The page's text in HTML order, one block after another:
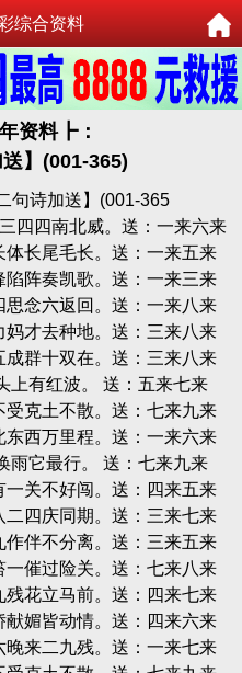
综合资料
资料┣：
送】(001-365)
诗加送】(001-365
四四南北威。送：一来六来
长尾毛长。送：一来五来
阵奏凯歌。送：一来三来
念六返回。送：一来八来
才去种地。送：三来八来
群十双在。送：三来八来
上有红波。 送：五来七来
克土不散。送：七来九来
西万里程。送：一来六来
雨它最行。 送：七来九来
关不好闯。送：四来五来
四庆同期。送：三来七来
伴不分离。送：三来五来
催过险关。送：七来八来
花立马前。送：四来七来
媚皆动情。送：四来六来
来二九残。送：一来七来